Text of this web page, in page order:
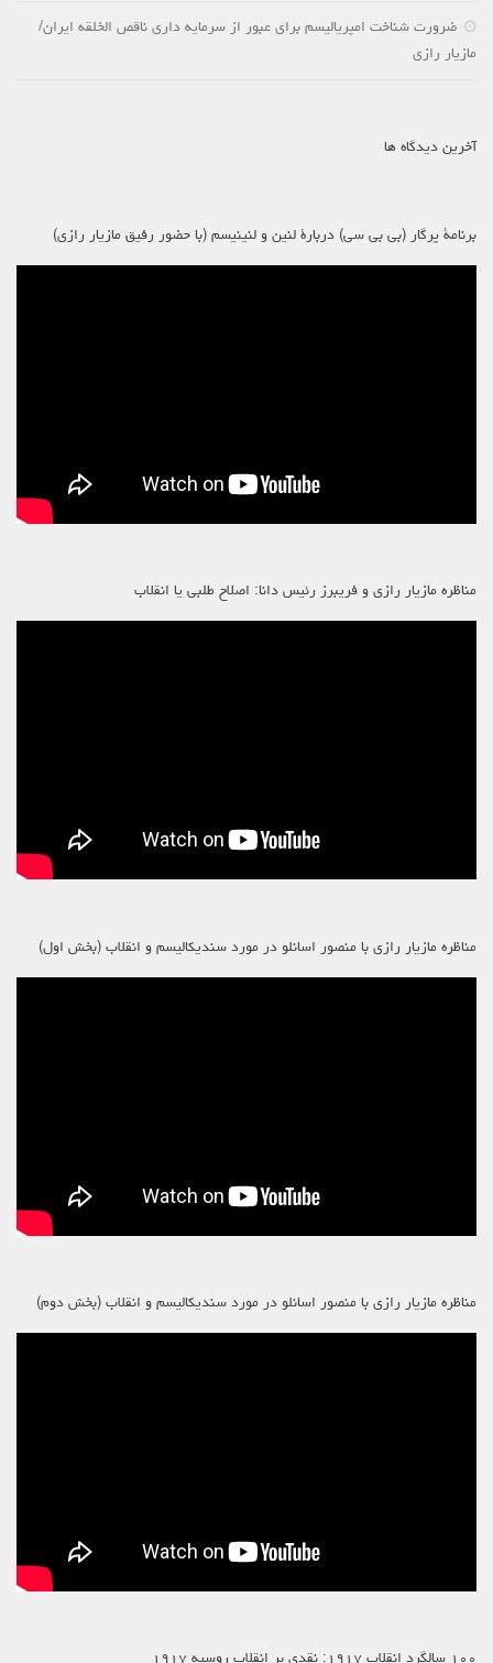
ضرورت شناخت امپریالیسم برای عبور از سرمایه داری ناقص الخلقه ایران/
مازیار رازی
آخرین دیدگاه ها
برنامۀ پرگار (بی بی سی) دربارۀ لنین و لنینیسم (با حضور رفیق مازیار رازی)
مناظره مازیار رازی و فریبرز رئیس دانا: اصلاح طلبی یا انقلاب
مناظره مازیار رازی با منصور اسانلو در مورد سندیکالیسم و انقلاب (بخش اول)
مناظره مازیار رازی با منصور اسانلو در مورد سندیکالیسم و انقلاب (بخش دوم)
۱۰۰ سالگرد انقلاب ۱۹۱۷: نقدی بر انقلاب روسیه ۱۹۱۷